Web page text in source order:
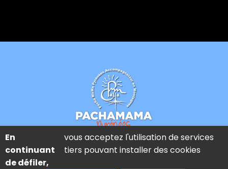
Impasse de Camous, 65410 Camous
En
continuant
de défiler,
vous acceptez l'utilisation de services
tiers pouvant installer des cookies